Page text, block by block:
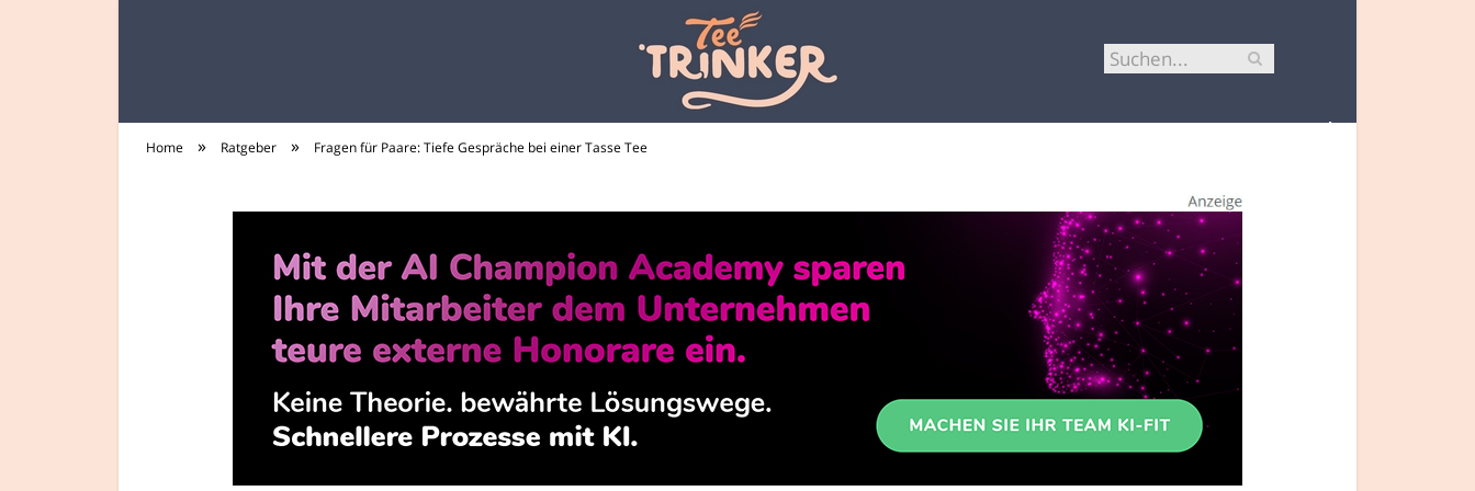
Home » Ratgeber » Fragen für Paare: Tiefe Gespräche bei einer Tasse Tee